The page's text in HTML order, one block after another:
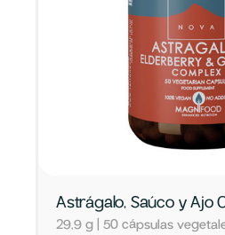
Astrágalo, Saúco y Ajo
29,9 g | 50 cápsulas